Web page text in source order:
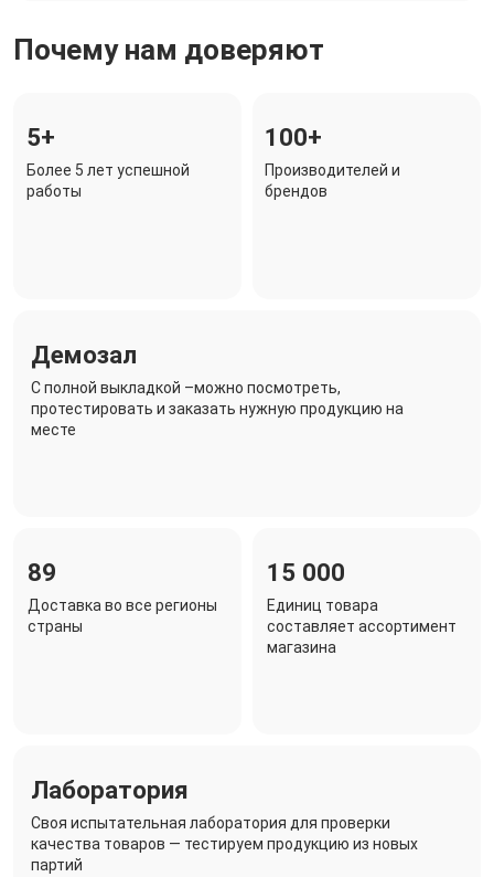
Почему нам доверяют
5+
Более 5 лет успешной
работы
100+
Производителей и
брендов
Демозал
C полной выкладкой –можно посмотреть,
протестировать и заказать нужную продукцию на
месте
89
Доставка во все регионы
страны
15 000
Единиц товара
составляет ассортимент
магазина
Лаборатория
Своя испытательная лаборатория для проверки
качества товаров — тестируем продукцию из новых
партий